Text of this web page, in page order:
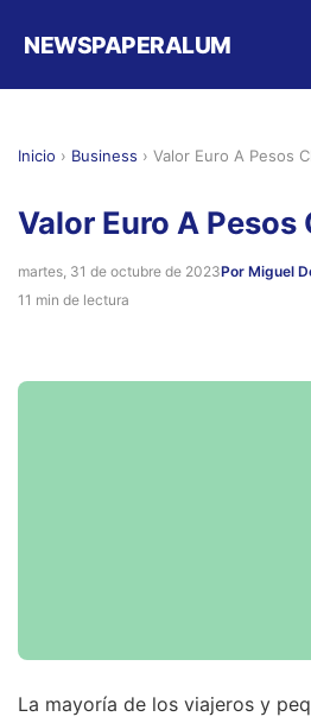
NEWSPAPERALUM
Inicio › Business › Valor Euro A Pesos
Valor Euro A Pesos
martes, 31 de octubre de 2023Por Miguel
11 min de lectura
La mayoría de los viajeros y